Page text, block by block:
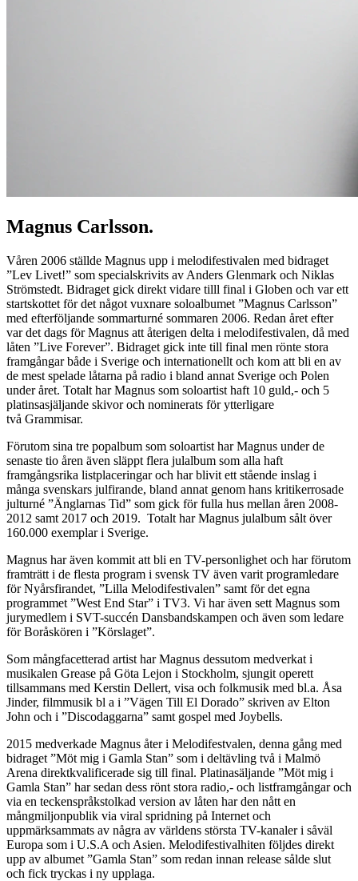
Magnus Carlsson.
Våren 2006 ställde Magnus upp i melodifestivalen med bidraget
”Lev Livet!” som specialskrivits av Anders Glenmark och Niklas
Strömstedt. Bidraget gick direkt vidare tilll final i Globen och var ett
startskottet för det något vuxnare soloalbumet ”Magnus Carlsson”
med efterföljande sommarturné sommaren 2006. Redan året efter
var det dags för Magnus att återigen delta i melodifestivalen, då med
låten ”Live Forever”. Bidraget gick inte till final men rönte stora
framgångar både i Sverige och internationellt och kom att bli en av
de mest spelade låtarna på radio i bland annat Sverige och Polen
under året. Totalt har Magnus som soloartist haft 10 guld,- och 5
platinsasjäljande skivor och nominerats för ytterligare
två Grammisar.
Förutom sina tre popalbum som soloartist har Magnus under de
senaste tio åren även släppt flera julalbum som alla haft
framgångsrika listplaceringar och har blivit ett stående inslag i
många svenskars julfirande, bland annat genom hans kritikerrosade
julturné ”Änglarnas Tid” som gick för fulla hus mellan åren 2008-
2012 samt 2017 och 2019. Totalt har Magnus julalbum sålt över
160.000 exemplar i Sverige.
​Magnus har även kommit att bli en TV-personlighet och har förutom
framträtt i de flesta program i svensk TV även varit programledare
för Nyårsfirandet, ”Lilla Melodifestivalen” samt för det egna
programmet ”West End Star” i TV3. Vi har även sett Magnus som
jurymedlem i SVT-succén Dansbandskampen och även som ledare
för Boråskören i ”Körslaget”.
​Som mångfacetterad artist har Magnus dessutom medverkat i
musikalen Grease på Göta Lejon i Stockholm, sjungit operett
tillsammans med Kerstin Dellert, visa och folkmusik med bl.a. Åsa
Jinder, filmmusik bl a i ”Vägen Till El Dorado” skriven av Elton
John och i ”Discodaggarna” samt gospel med Joybells.
2015 medverkade Magnus åter i Melodifestvalen, denna gång med
bidraget ”Möt mig i Gamla Stan” som i deltävling två i Malmö
Arena direktkvalificerade sig till final. Platinasäljande ”Möt mig i
Gamla Stan” har sedan dess rönt stora radio,- och listframgångar och
via en teckenspråkstolkad version av låten har den nått en
mångmiljonpublik via viral spridning på Internet och
uppmärksammats av några av världens största TV-kanaler i såväl
Europa som i U.S.A och Asien. Melodifestivalhiten följdes direkt
upp av albumet ”Gamla Stan” som redan innan release sålde slut
och fick tryckas i ny upplaga.